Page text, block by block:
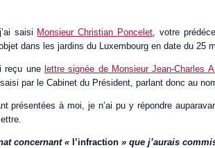
saisi Monsieur Christian Poncelet, votre
dans les jardins du Luxembourg en date du 25
reçu une lettre signée de Monsieur Jean-Charles
par le Cabinet du Président, parlant donc au
présentées à moi, je n’ai pu y répondre
concernant « l’infraction » que j’aurais